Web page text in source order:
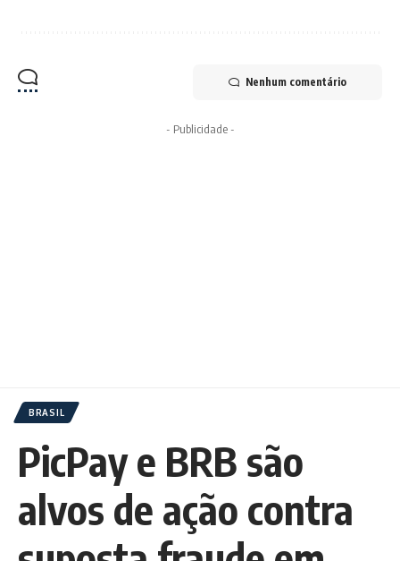
Nenhum comentário
- Publicidade -
BRASIL
PicPay e BRB são
alvos de ação contra